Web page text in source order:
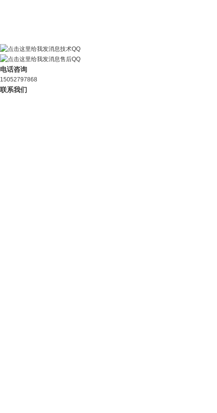
技术QQ
售后QQ
电话咨询
15052797868
联系我们